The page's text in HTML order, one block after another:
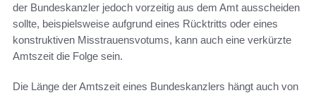
der Bundeskanzler jedoch vorzeitig aus dem Amt ausscheiden
sollte, beispielsweise aufgrund eines Rücktritts oder eines
konstruktiven Misstrauensvotums, kann auch eine verkürzte
Amtszeit die Folge sein.
Die Länge der Amtszeit eines Bundeskanzlers hängt auch von